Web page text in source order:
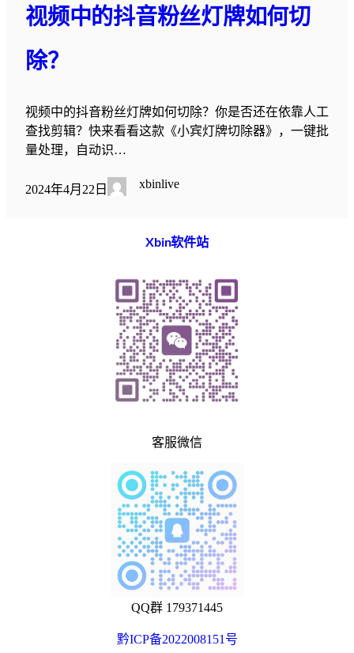
视频中的抖音粉丝灯牌如何切
除？
视频中的抖音粉丝灯牌如何切除？你是否还在依靠人工
查找剪辑？快来看看这款《小宾灯牌切除器》，一键批
量处理，自动识…
2024年4月22日 xbinlive
Xbin软件站
客服微信
QQ群 179371445
黔ICP备2022008151号